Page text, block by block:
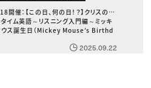
開催：【この日、何の日！？】クリスのラ
イム英語～リスニング入門編～ミッキ
ウス誕生日（Mickey Mouse’s Birthd
2025.09.22